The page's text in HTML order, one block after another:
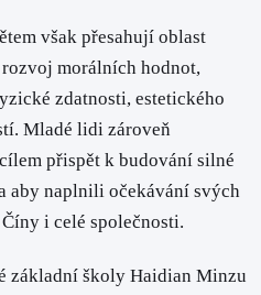
však přesahují oblast
morálních hodnot,
zdatnosti, estetického
Mladé lidi zároveň
přispět k budování silné
aby naplnili očekávání svých
i celé společnosti.
základní školy Haidian Minzu